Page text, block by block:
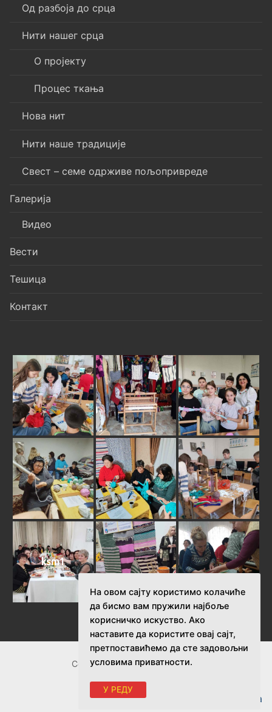
Од разбоја до срца
Нити нашег срца
О пројекту
Процес ткања
Нова нит
Нити наше традиције
Свест – семе одрживе пољопривреде
Галерија
Видео
Вести
Тешица
Контакт
ksm1
Copyright © 2026 СУПЕР ЖЕНЕ
Израда сајта и хостинг: Hosting-Srbija
На овом сајту користимо колачиће
да бисмо вам пружили најбоље
корисничко искуство. Ако
наставите да користите овај сајт,
претпоставићемо да сте задовољни
условима приватности.
У РЕДУ